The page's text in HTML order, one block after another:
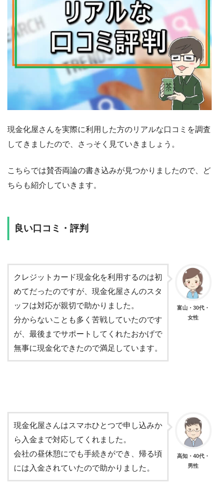
現金化屋さんを実際に利用した方のリアルな口コミを調査
してきましたので、さっそく見ていきましょう。
こちらでは賛否両論の書き込みが見つかりましたので、ど
ちらも紹介していきます。
良い口コミ・評判
富山・30代・
女性
クレジットカード現金化を利用するのは初
めてだったのですが、現金化屋さんのスタ
ッフは対応が親切で助かりました。
分からないことも多く苦戦していたのです
が、最後までサポートしてくれたおかげで
無事に現金化できたので満足しています。
高知・40代・
男性
現金化屋さんはスマホひとつで申し込みか
ら入金まで対応してくれました。
会社の昼休憩にでも手続きができ、帰る頃
には入金されていたので助かりました。